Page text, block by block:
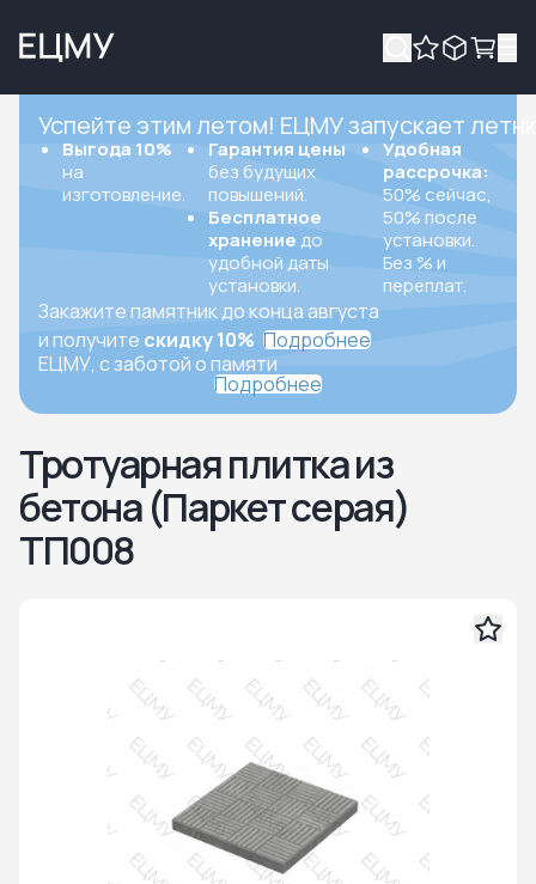
Успейте этим летом! ЕЦМУ запускает
Выгода 10%
на
изготовление.
Гарантия цены
без будущих
повышений.
Бесплатное
хранение до
удобной даты
установки.
Удобная
рассрочка:
50% сейчас,
50% после
установки.
Без % и
переплат.
Закажите памятник до конца августа
и получите скидку 10% Подробнее
ЕЦМУ, с заботой о памяти
Подробнее
Тротуарная плитка из
бетона (Паркет серая)
ТП008